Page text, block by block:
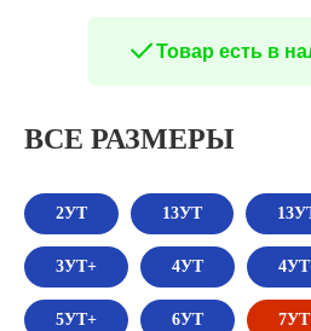
Товар есть в
ВСЕ РАЗМЕРЫ
2УТ 13УТ
3УТ+ 4УТ
5УТ+ 6УТ 7УТ